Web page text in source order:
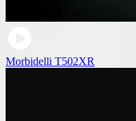
Morbidelli T502XR